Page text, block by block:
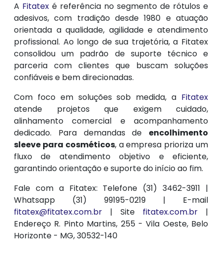
A Fitatex é referência no segmento de rótulos e
adesivos, com tradição desde 1980 e atuação
orientada a qualidade, agilidade e atendimento
profissional. Ao longo de sua trajetória, a Fitatex
consolidou um padrão de suporte técnico e
parceria com clientes que buscam soluções
confiáveis e bem direcionadas.
Com foco em soluções sob medida, a Fitatex
atende projetos que exigem cuidado,
alinhamento comercial e acompanhamento
dedicado. Para demandas de encolhimento
sleeve para cosméticos, a empresa prioriza um
fluxo de atendimento objetivo e eficiente,
garantindo orientação e suporte do início ao fim.
Fale com a Fitatex: Telefone (31) 3462-3911 |
Whatsapp (31) 99195-0219 | E-mail
fitatex@fitatex.com.br | Site fitatex.com.br |
Endereço R. Pinto Martins, 255 - Vila Oeste, Belo
Horizonte - MG, 30532-140